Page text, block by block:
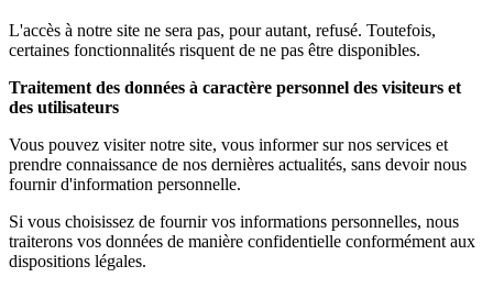
L'accès à notre site ne sera pas, pour autant, refusé. Toutefois,
certaines fonctionnalités risquent de ne pas être disponibles.
Traitement des données à caractère personnel des visiteurs et
des utilisateurs
Vous pouvez visiter notre site, vous informer sur nos services et
prendre connaissance de nos dernières actualités, sans devoir nous
fournir d'information personnelle.
Si vous choisissez de fournir vos informations personnelles, nous
traiterons vos données de manière confidentielle conformément aux
dispositions légales.